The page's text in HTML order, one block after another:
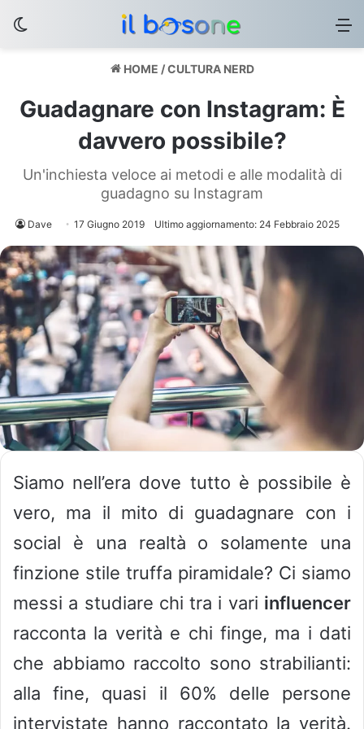
Cambia aspetto
HOME / CULTURA NERD
Guadagnare con Instagram: È
davvero possibile?
Un'inchiesta veloce ai metodi e alle modalità di
guadagno su Instagram
Dave 17 Giugno 2019 Ultimo aggiornamento: 24 Febbraio 2025
Siamo nell’era dove tutto è possibile è
vero, ma il mito di guadagnare con i
social è una realtà o solamente una
finzione stile truffa piramidale? Ci siamo
messi a studiare chi tra i vari influencer
racconta la verità e chi finge, ma i dati
che abbiamo raccolto sono strabilianti:
alla fine, quasi il 60% delle persone
intervistate hanno raccontato la verità.